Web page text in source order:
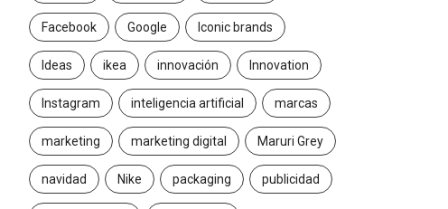
Facebook Google Iconic brands
Ideas ikea innovación Innovation
Instagram inteligencia artificial marcas
marketing marketing digital Maruri Grey
navidad Nike packaging publicidad